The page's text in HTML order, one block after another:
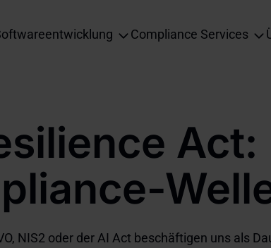
Compliance Services
NIS2 oder der AI Act beschäftigen uns als